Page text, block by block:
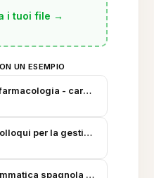
i tuoi file →
UN ESEMPIO
- cardiovascolare e
per la gestione del
spagnola avanzati -